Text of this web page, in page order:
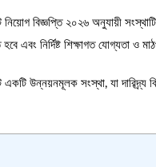
বিজ্ঞপ্তি ২০২৬ অনুযায়ী
এবং নির্দিষ্ট শিক্ষাগত যোগ্যতা ও
উন্নয়নমূলক সংস্থা, যা দারিদ্র্য